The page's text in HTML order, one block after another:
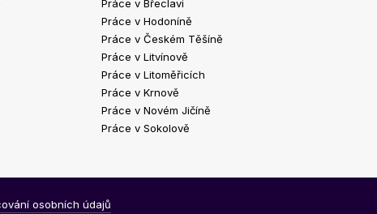
Práce v Břeclavi
Práce v Hodoníně
Práce v Českém Těšíně
Práce v Litvínově
Práce v Litoměřicích
Práce v Krnově
Práce v Novém Jičíně
Práce v Sokolově
osobních údajů